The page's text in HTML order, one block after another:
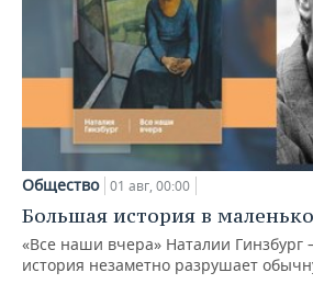
Общество 01 авг, 00:00
Большая история в
«Все наши вчера» Наталии Гинзбург
история незаметно разрушает